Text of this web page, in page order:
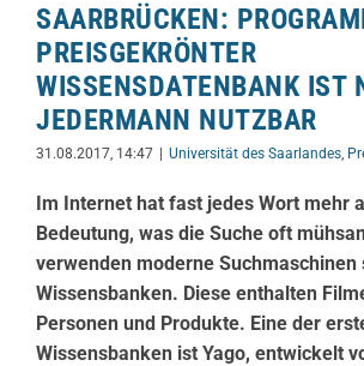
SAARBRÜCKEN:
PREISGEKRÖNTER
WISSENSDATENBANK IST
JEDERMANN NUTZBAR
31.08.2017, 14:47 | Universität des Saarlandes,
Im Internet hat fast jedes Wort mehr
Bedeutung, was die Suche oft
verwenden moderne Suchmaschinen
Wissensbanken. Diese enthalten
Personen und Produkte. Eine der
Wissensbanken ist Yago, entwickelt